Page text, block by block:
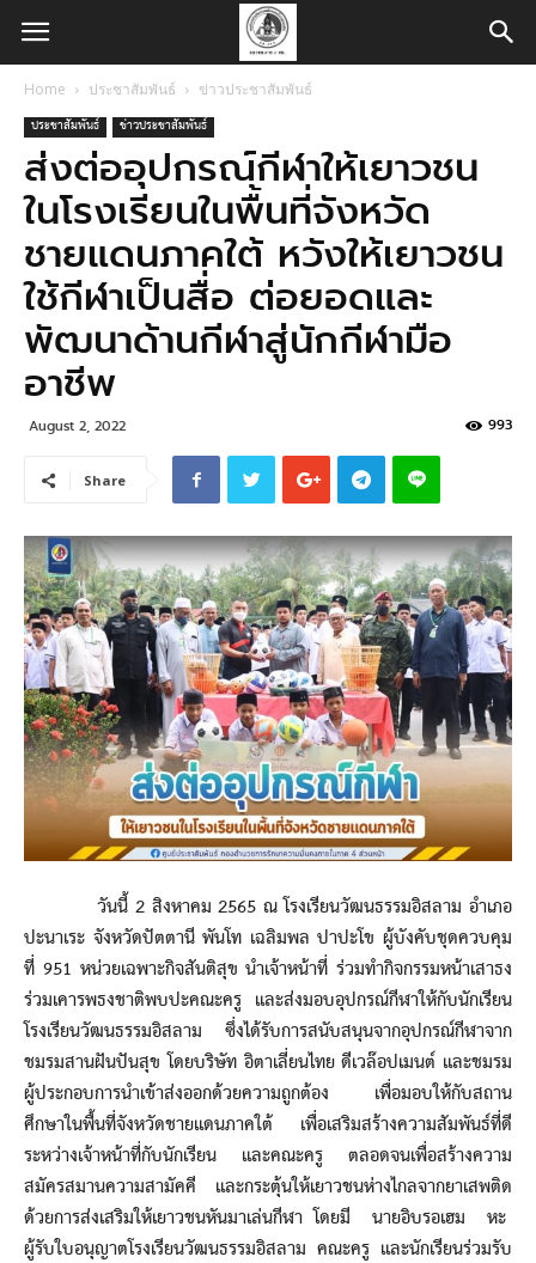
Home ประชาสัมพันธ์ ข่าวประชาสัมพันธ์
ประชาสัมพันธ์ ข่าวประชาสัมพันธ์
ส่งต่ออุปกรณ์กีฬาให้เยาวชน
ในโรงเรียนในพื้นที่จังหวัด
ชายแดนภาคใต้ หวังให้เยาวชน
ใช้กีฬาเป็นสื่อ ต่อยอดและ
พัฒนาด้านกีฬาสู่นักกีฬามือ
อาชีพ
August 2, 2022 993
Share
วันนี้ 2 สิงหาคม 2565 ณ โรงเรียนวัฒนธรรมอิสลาม อำเภอ
ปะนาเระ จังหวัดปัตตานี พันโท เฉลิมพล ปาปะโข ผู้บังคับชุดควบคุม
ที่ 951 หน่วยเฉพาะกิจสันติสุข นำเจ้าหน้าที่ ร่วมทำกิจกรรมหน้าเสาธง
ร่วมเคารพธงชาติพบปะคณะครู และส่งมอบอุปกรณ์กีฬาให้กับนักเรียน
โรงเรียนวัฒนธรรมอิสลาม ซึ่งได้รับการสนับสนุนจากอุปกรณ์กีฬาจาก
ชมรมสานฝันปันสุข โดยบริษัท อิตาเลี่ยนไทย ดีเวล๊อปเมนต์ และชมรม
ผู้ประกอบการนำเข้าส่งออกด้วยความถูกต้อง เพื่อมอบให้กับสถาน
ศึกษาในพื้นที่จังหวัดชายแดนภาคใต้ เพื่อเสริมสร้างความสัมพันธ์ที่ดี
ระหว่างเจ้าหน้าที่กับนักเรียน และคณะครู ตลอดจนเพื่อสร้างความ
สมัครสมานความสามัคคี และกระตุ้นให้เยาวชนห่างไกลจากยาเสพติด
ด้วยการส่งเสริมให้เยาวชนหันมาเล่นกีฬา โดยมี นายอิบรอเฮม หะ
ผู้รับใบอนุญาตโรงเรียนวัฒนธรรมอิสลาม คณะครู และนักเรียนร่วมรับ